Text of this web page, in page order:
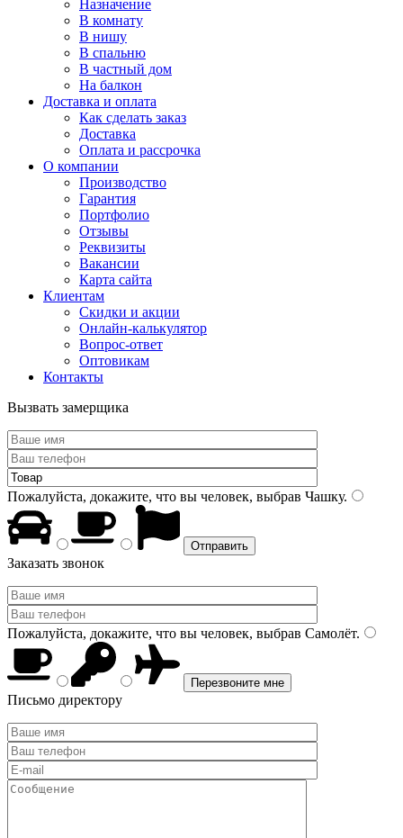
Назначение
В комнату
В нишу
В спальню
В частный дом
На балкон
Доставка и оплата
Как сделать заказ
Доставка
Оплата и рассрочка
О компании
Производство
Гарантия
Портфолио
Отзывы
Реквизиты
Вакансии
Карта сайта
Клиентам
Скидки и акции
Онлайн-калькулятор
Вопрос-ответ
Оптовикам
Контакты
Вызвать замерщика
Пожалуйста, докажите, что вы человек, выбрав Чашку.
Заказать звонок
Пожалуйста, докажите, что вы человек, выбрав Самолёт.
Письмо директору